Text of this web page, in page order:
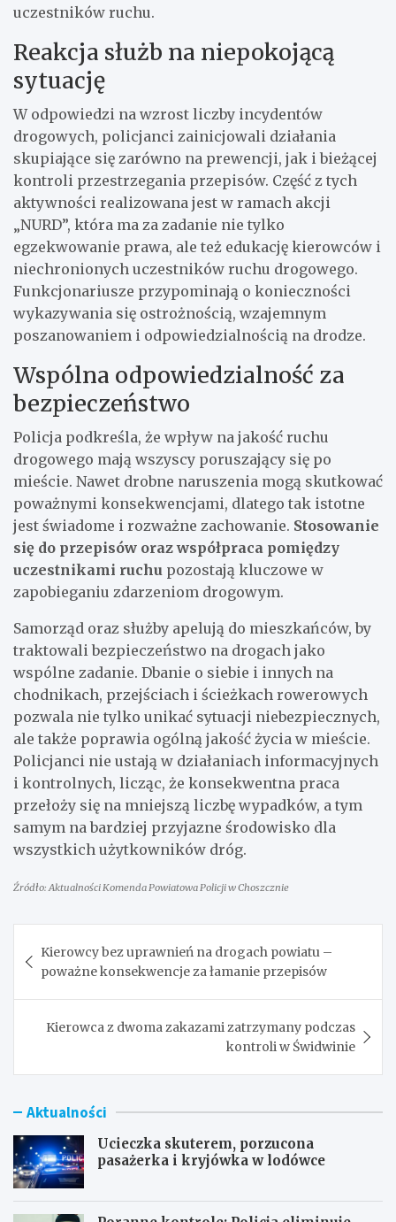
uczestników ruchu.
Reakcja służb na niepokojącą
sytuację
W odpowiedzi na wzrost liczby incydentów
drogowych, policjanci zainicjowali działania
skupiające się zarówno na prewencji, jak i bieżącej
kontroli przestrzegania przepisów. Część z tych
aktywności realizowana jest w ramach akcji
„NURD”, która ma za zadanie nie tylko
egzekwowanie prawa, ale też edukację kierowców i
niechronionych uczestników ruchu drogowego.
Funkcjonariusze przypominają o konieczności
wykazywania się ostrożnością, wzajemnym
poszanowaniem i odpowiedzialnością na drodze.
Wspólna odpowiedzialność za
bezpieczeństwo
Policja podkreśla, że wpływ na jakość ruchu
drogowego mają wszyscy poruszający się po
mieście. Nawet drobne naruszenia mogą skutkować
poważnymi konsekwencjami, dlatego tak istotne
jest świadome i rozważne zachowanie. Stosowanie
się do przepisów oraz współpraca pomiędzy
uczestnikami ruchu pozostają kluczowe w
zapobieganiu zdarzeniom drogowym.
Samorząd oraz służby apelują do mieszkańców, by
traktowali bezpieczeństwo na drogach jako
wspólne zadanie. Dbanie o siebie i innych na
chodnikach, przejściach i ścieżkach rowerowych
pozwala nie tylko unikać sytuacji niebezpiecznych,
ale także poprawia ogólną jakość życia w mieście.
Policjanci nie ustają w działaniach informacyjnych
i kontrolnych, licząc, że konsekwentna praca
przełoży się na mniejszą liczbę wypadków, a tym
samym na bardziej przyjazne środowisko dla
wszystkich użytkowników dróg.
Źródło: Aktualności Komenda Powiatowa Policji w Choszcznie
wpisu
Kierowcy bez uprawnień na drogach powiatu –
poważne konsekwencje za łamanie przepisów
Kierowca z dwoma zakazami zatrzymany podczas
kontroli w Świdwinie
Aktualności
Ucieczka skuterem, porzucona
pasażerka i kryjówka w lodówce